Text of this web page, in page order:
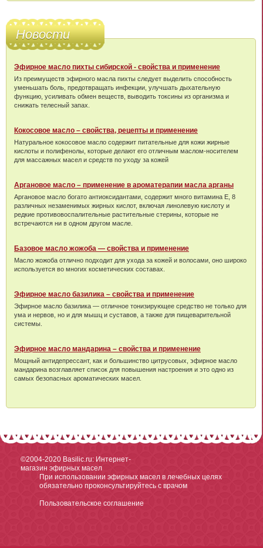
Новости
Эфирное масло пихты сибирской - свойства и применение
Из преимуществ эфирного масла пихты следует выделить способность
уменьшать боль, предотвращать инфекции, улучшать дыхательную
функцию, усиливать обмен веществ, выводить токсины из организма и
снижать телесный запах.
Кокосовое масло – свойства, рецепты и применение
Натуральное кокосовое масло содержит питательные для кожи жирные
кислоты и полифенолы, которые делают его отличным маслом-носителем
для массажных масел и средств по уходу за кожей
Аргановое масло – применение в ароматерапии масла арганы
Аргановое масло богато антиоксидантами, содержит много витамина Е, 8
различных незаменимых жирных кислот, включая линолевую кислоту и
редкие противовоспалительные растительные стерины, которые не
встречаются ни в одном другом масле.
Базовое масло жожоба — свойства и применение
Масло жожоба отлично подходит для ухода за кожей и волосами, оно широко
используется во многих косметических составах.
Эфирное масло базилика – свойства и применение
Эфирное масло базилика — отличное тонизирующее средство не только для
ума и нервов, но и для мышц и суставов, а также для пищеварительной
системы.
Эфирное масло мандарина – свойства и применение
Мощный антидепрессант, как и большинство цитрусовых, эфирное масло
мандарина возглавляет список для повышения настроения и это одно из
самых безопасных ароматических масел.
©2004-2020 Basilic.ru: Интернет-
магазин эфирных масел
При использовании эфирных масел в лечебных целях
обязательно проконсультируйтесь с врачом
Пользовательское соглашение